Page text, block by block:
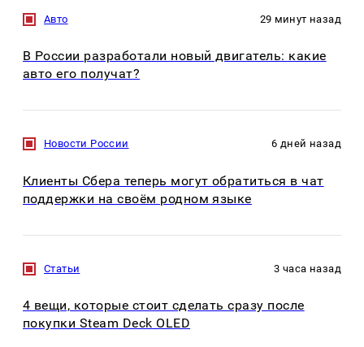
Авто 29 минут назад
В России разработали новый двигатель: какие
авто его получат?
Новости России 6 дней назад
Клиенты Сбера теперь могут обратиться в чат
поддержки на своём родном языке
Статьи 3 часа назад
4 вещи, которые стоит сделать сразу после
покупки Steam Deck OLED